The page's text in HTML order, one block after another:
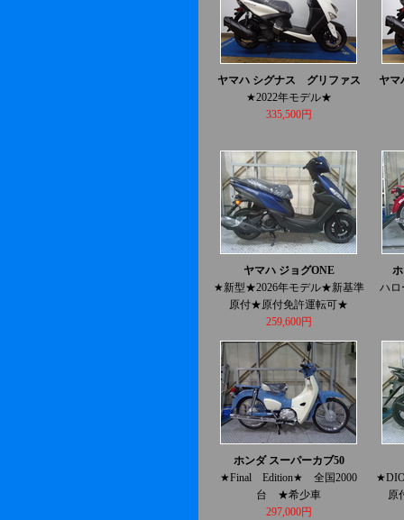
ヤマハ シグナス グリファス
★2022年モデル★
335,500円
ヤマ
ヤマハ ジョグONE
★新型★2026年モデル★新基準
原付★原付免許運転可★
259,600円
ハ
ホンダ スーパーカブ50
★Final Edition★ 全国2000
台 ★希少車
297,000円
原